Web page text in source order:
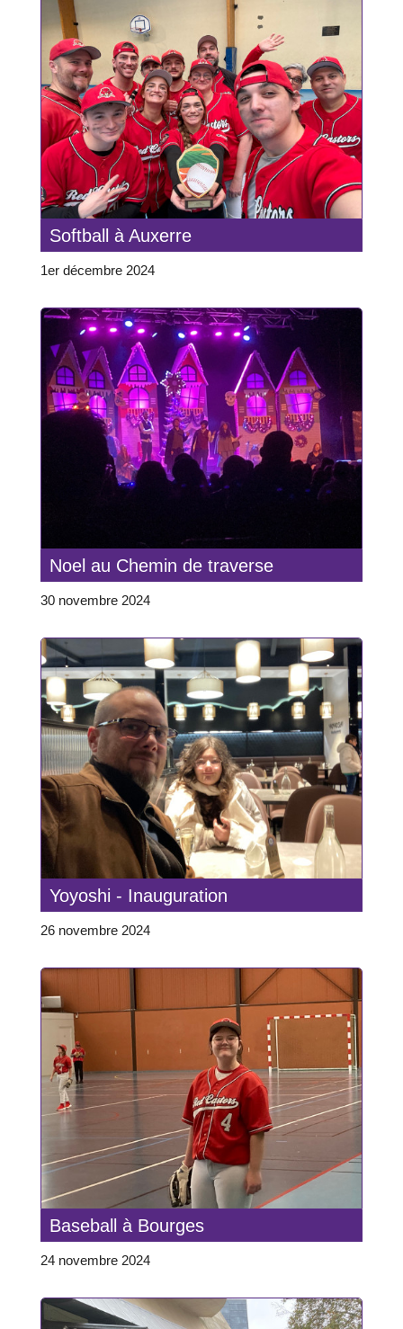
Softball à Auxerre
1er décembre 2024
Noel au Chemin de traverse
30 novembre 2024
Yoyoshi - Inauguration
26 novembre 2024
Baseball à Bourges
24 novembre 2024